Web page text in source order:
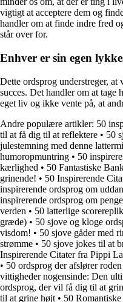
vigtigt at acceptere dem og
handler om at finde indre fred
står over for.
Enhver er sin egen
Dette ordsprog understreger,
succes. Det handler om at tage
eget liv og ikke vente på, at
Andre populære artikler: 50
til at få dig til at reflektere • 50
julestemning med denne
humoropmuntring • 50
kærlighed • 50 Fantastiske
grinende! • 50 Inspirerende
inspirerende ordsprog om
inspirerende ordsprog om
verden • 50 latterlige
græde) • 50 sjove og kloge
visdom! • 50 sjove gåder med
strømme • 50 sjove jokes til at
Inspirerende Citater fra Pippi
• 50 ordsprog der afslører
vittigheder nogensinde: Den
ordsprog, der vil få dig til at
til at grine højt • 50